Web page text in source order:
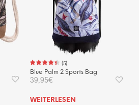
(5)
Blue Palm 2 Sports Bag
39,95€
WEITERLESEN